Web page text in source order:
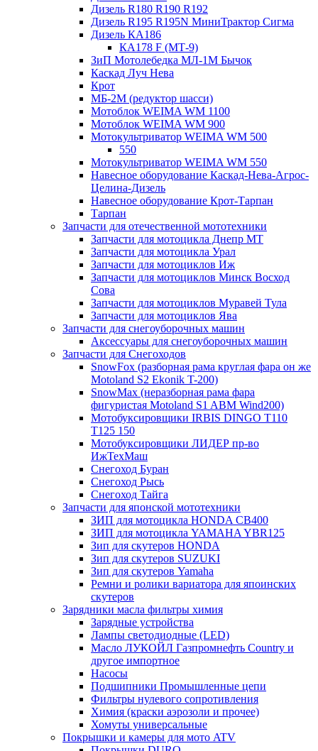
Дизель R180 R190 R192
Дизель R195 R195N МиниТрактор Сигма
Дизель КА186
КА178 F (МТ-9)
ЗиП Мотолебедка МЛ-1М Бычок
Каскад Луч Нева
Крот
МБ-2М (редуктор шасси)
Мотоблок WEIMA WM 1100
Мотоблок WEIMA WM 900
Мотокультриватор WEIMA WM 500
550
Мотокультриватор WEIMA WM 550
Навесное оборудование Каскад-Нева-Агрос-
Целина-Дизель
Навесное оборудование Крот-Тарпан
Тарпан
Запчасти для отечественной мототехники
Запчасти для мотоцикла Днепр МТ
Запчасти для мотоцикла Урал
Запчасти для мотоциклов Иж
Запчасти для мотоциклов Минск Восход
Сова
Запчасти для мотоциклов Муравей Тула
Запчасти для мотоциклов Ява
Запчасти для снегоуборочных машин
Аксессуары для снегоуборочных машин
Запчасти для Снегоходов
SnowFox (разборная рама круглая фара он же
Motoland S2 Ekonik T-200)
SnowMax (неразборная рама фара
фигуристая Motoland S1 ABM Wind200)
Мотобуксировщики IRBIS DINGO Т110
Т125 150
Мотобуксировщики ЛИДЕР пр-во
ИжТехМаш
Снегоход Буран
Снегоход Рысь
Снегоход Тайга
Запчасти для японской мототехники
ЗИП для мотоцикла HONDA CB400
ЗИП для мотоцикла YAMAHA YBR125
Зип для скутеров HONDA
Зип для скутеров SUZUKI
Зип для скутеров Yamaha
Ремни и ролики вариатора для япоинских
скутеров
Зарядники масла фильтры химия
Зарядные устройства
Лампы светодиодные (LED)
Масло ЛУКОЙЛ Газпромнефть Country и
другое импортное
Насосы
Подшипники Промышленные цепи
Фильтры нулевого сопротивления
Химия (краски аэрозоли и прочее)
Хомуты универсальные
Покрышки и камеры для мото ATV